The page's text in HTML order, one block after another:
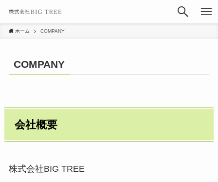
ホーム COMPANY
COMPANY
会社概要
株式会社BIG TREE